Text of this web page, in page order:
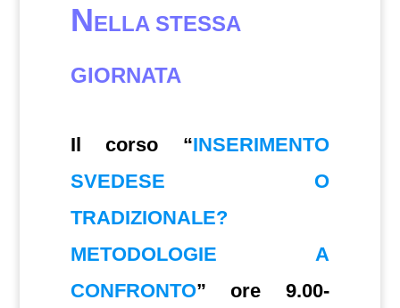
NELLA STESSA
GIORNATA
Il corso “INSERIMENTO
SVEDESE O
TRADIZIONALE?
METODOLOGIE A
CONFRONTO” ore 9.00-